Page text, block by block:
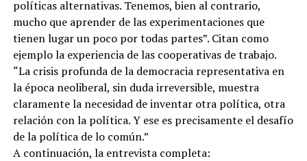
políticas alternativas. Tenemos, bien al contrario,
mucho que aprender de las experimentaciones que
tienen lugar un poco por todas partes”. Citan como
ejemplo la experiencia de las cooperativas de trabajo.
“La crisis profunda de la democracia representativa en
la época neoliberal, sin duda irreversible, muestra
claramente la necesidad de inventar otra política, otra
relación con la política. Y ese es precisamente el desafío
de la política de lo común.”
A continuación, la entrevista completa: